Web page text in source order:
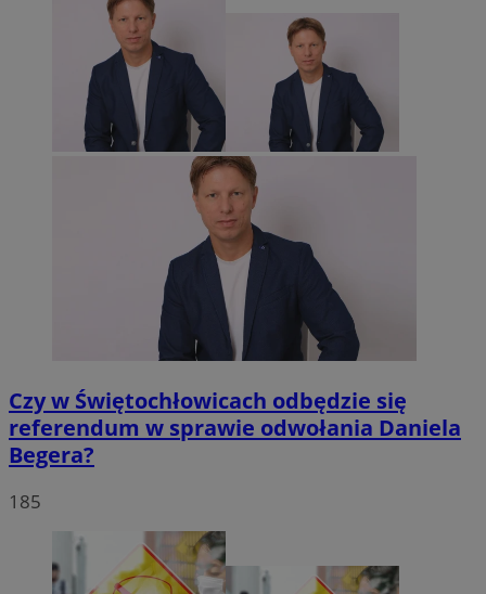
Czy w Świętochłowicach odbędzie się
referendum w sprawie odwołania Daniela
Begera?
185